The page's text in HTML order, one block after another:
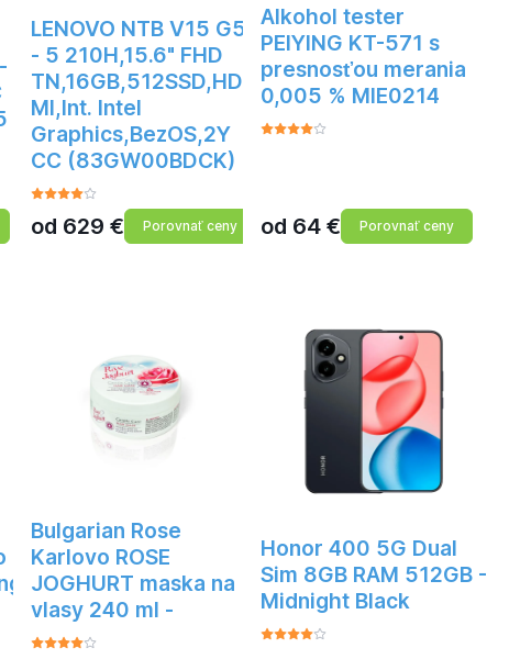
LENOVO NTB V15 G5
- 5 210H,15.6" FHD
TN,16GB,512SSD,HD
MI,Int. Intel
Graphics,BezOS,2Y
CC (83GW00BDCK)
od 629 € Porovnať ceny
Alkohol tester
PEIYING KT-571 s
presnosťou merania
0,005 % MIE0214
od 64€ Porovnať ceny
Bulgarian Rose
Karlovo ROSE
JOGHURT maska na
vlasy 240 ml -
Honor 400 5G Dual
Sim 8GB RAM 512GB -
Midnight Black